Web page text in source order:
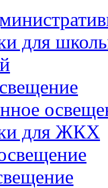
для
для ЖКХ